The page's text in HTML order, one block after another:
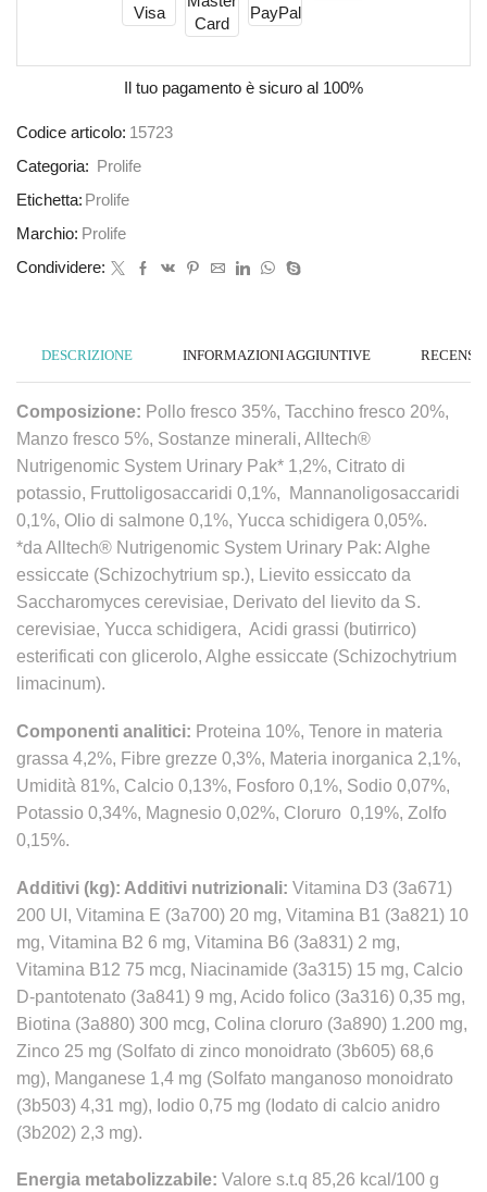
Il tuo pagamento è sicuro al 100%
Codice articolo: 15723
Categoria:
Prolife
Etichetta: Prolife
Marchio: Prolife
Condividere:
DESCRIZIONE INFORMAZIONI AGGIUNTIVE
Composizione: Pollo fresco 35%, Tacchino fresco 20%,
Manzo fresco 5%, Sostanze minerali, Alltech®
Nutrigenomic System Urinary Pak* 1,2%, Citrato di
potassio, Fruttoligosaccaridi 0,1%, Mannanoligosaccaridi
0,1%, Olio di salmone 0,1%, Yucca schidigera 0,05%.
*da Alltech® Nutrigenomic System Urinary Pak: Alghe
essiccate (Schizochytrium sp.), Lievito essiccato da
Saccharomyces cerevisiae, Derivato del lievito da S.
cerevisiae, Yucca schidigera, Acidi grassi (butirrico)
esterificati con glicerolo, Alghe essiccate (Schizochytrium
limacinum).
Componenti analitici: Proteina 10%, Tenore in materia
grassa 4,2%, Fibre grezze 0,3%, Materia inorganica 2,1%,
Umidità 81%, Calcio 0,13%, Fosforo 0,1%, Sodio 0,07%,
Potassio 0,34%, Magnesio 0,02%, Cloruro 0,19%, Zolfo
0,15%.
Additivi (kg): Additivi nutrizionali: Vitamina D3 (3a671)
200 UI, Vitamina E (3a700) 20 mg, Vitamina B1 (3a821) 10
mg, Vitamina B2 6 mg, Vitamina B6 (3a831) 2 mg,
Vitamina B12 75 mcg, Niacinamide (3a315) 15 mg, Calcio
D-pantotenato (3a841) 9 mg, Acido folico (3a316) 0,35 mg,
Biotina (3a880) 300 mcg, Colina cloruro (3a890) 1.200 mg,
Zinco 25 mg (Solfato di zinco monoidrato (3b605) 68,6
mg), Manganese 1,4 mg (Solfato manganoso monoidrato
(3b503) 4,31 mg), Iodio 0,75 mg (Iodato di calcio anidro
(3b202) 2,3 mg).
Energia metabolizzabile: Valore s.t.q 85,26 kcal/100 g